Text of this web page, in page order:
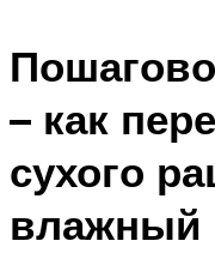
– как
сухого
влажный